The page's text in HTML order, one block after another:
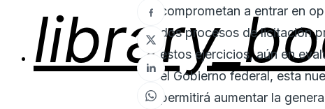
comprometan a entrar en
dos procesos de licitación
estos ejercicios, aún en
el Gobierno federal, esta
permitirá aumentar la